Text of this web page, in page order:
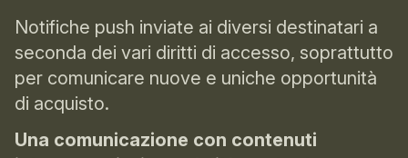
Notifiche push inviate ai diversi destinatari a
seconda dei vari diritti di accesso, soprattutto
per comunicare nuove e uniche opportunità
di acquisto.
Una comunicazione con contenuti